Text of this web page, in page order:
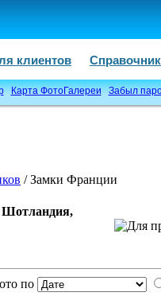
клиентов Справочник
Карта ФотоГалереи Забыл
/ Замки Франции
по